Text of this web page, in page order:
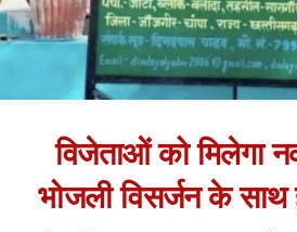
विजेताओं को मिलेगा
भोजली विसर्जन के साथ